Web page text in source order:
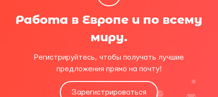
Работа в Европе и по всему
миру.
Регистрируйтесь, чтобы получать лучшие
предложения прямо на почту!
Зарегистрироваться